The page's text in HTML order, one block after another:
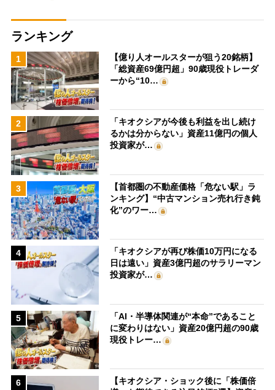
ランキング
1
【億り人オールスターが狙う20銘柄】
「総資産69億円超」90歳現役トレーダ
ーから“10…
2
「キオクシアが今後も利益を出し続け
るかは分からない」資産11億円の個人
投資家が…
3
【首都圏の不動産価格「危ない駅」ラ
ンキング】“中古マンション売れ行き鈍
化”のワー…
4
「キオクシアが再び株価10万円になる
日は遠い」資産3億円超のサラリーマン
投資家が…
5
「AI・半導体関連が“本命”であること
に変わりはない」資産20億円超の90歳
現役トレー…
6
【キオクシア・ショック後に「株価倍